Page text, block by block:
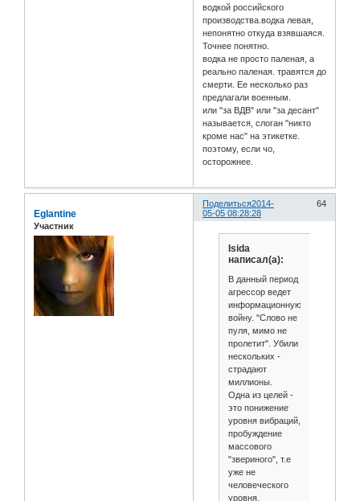
водкой российского
производства.водка левая,
непонятно откуда взявшаяся.
Точнее понятно.
водка не просто паленая, а
реально паленая. травятся до
смерти. Ее несколько раз
предлагали военным.
или "за ВДВ" или "за десант"
называется, слоган "никто
кроме нас" на этикетке.
поэтому, если чо,
осторожнее.
Поделиться 64
2014-
05-05 08:28:28
Eglantine
Участник
Isida
написал(а):
В данный период
агрессор ведет
информационную
войну. "Слово не
пуля, мимо не
пролетит". Убили
нескольких -
страдают
миллионы.
Одна из целей -
это понижение
уровня вибраций,
пробуждение
массового
"звериного", т.е
уже не
человеческого
уровня.